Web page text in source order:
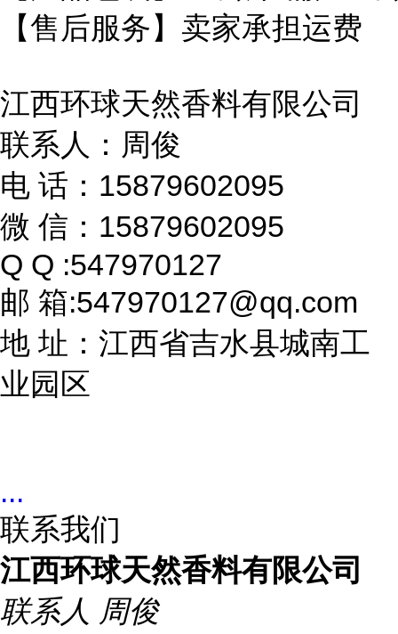
【售后服务】卖家承担运费
江西环球天然香料有限公司
联系人：周俊
电 话：15879602095
微 信：15879602095
Q Q :547970127
邮 箱:547970127@qq.com
地 址：江西省吉水县城南工
业园区
...
联系我们
江西环球天然香料有限公司
联系人 周俊